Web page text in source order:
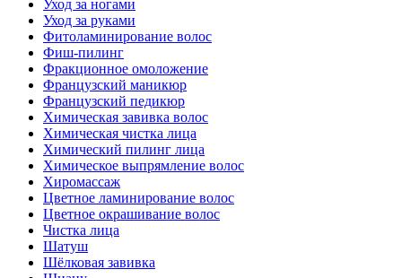
Уход за ногами
Уход за руками
Фитоламинирование волос
Фиш-пилинг
Фракционное омоложение
Французский маникюр
Французский педикюр
Химическая завивка волос
Химическая чистка лица
Химический пилинг лица
Химическое выпрямление волос
Хиромассаж
Цветное ламинирование волос
Цветное окрашивание волос
Чистка лица
Шатуш
Шёлковая завивка